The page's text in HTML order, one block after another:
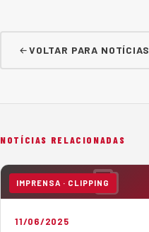
VOLTAR PARA NOTÍCIAS
NOTÍCIAS RELACIONADAS
IMPRENSA · CLIPPING
11/06/2025